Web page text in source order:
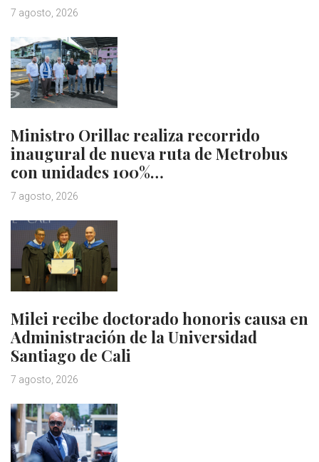
7 agosto, 2026
Ministro Orillac realiza recorrido
inaugural de nueva ruta de Metrobus
con unidades 100%…
7 agosto, 2026
Milei recibe doctorado honoris causa en
Administración de la Universidad
Santiago de Cali
7 agosto, 2026